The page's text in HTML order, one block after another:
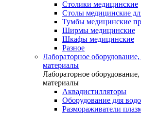
Столики медицинские
Столы медицинские
Тумбы медицинские
Ширмы медицинские
Шкафы медицинские
Разное
Лабораторное
материалы
Лабораторное
материалы
Аквадистилляторы
Оборудование для
Размораживатели